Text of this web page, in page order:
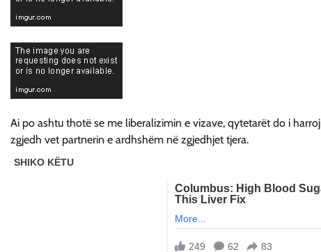
Ai po ashtu thotë se me liberalizimin e vizave, qytetarët do i
zgjedh vet partnerin e ardhshëm në zgjedhjet tjera.